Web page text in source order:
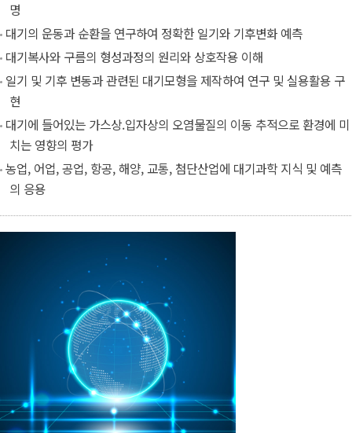
명
대기의 운동과 순환을 연구하여 정확한 일기와 기후변화 예측
대기복사와 구름의 형성과정의 원리와 상호작용 이해
일기 및 기후 변동과 관련된 대기모형을 제작하여 연구 및 실용활용 구
현
대기에 들어있는 가스상.입자상의 오염물질의 이동 추적으로 환경에 미
치는 영향의 평가
농업, 어업, 공업, 항공, 해양, 교통, 첨단산업에 대기과학 지식 및 예측
의 응용